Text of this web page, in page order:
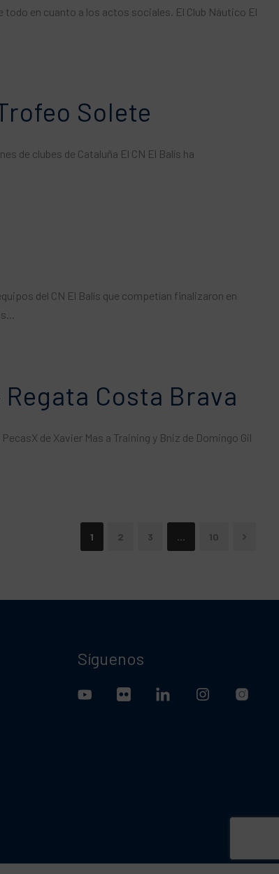
en cuanto a los actos sociales. El Club Náutico El
Solete
de clubes de Cataluña El CN El Balís ha
del CN El Balís que competían finalizaron en
Costa Brava
de Xavier Mas a Training y Bniz de Domingo Gil
1 2 3 … 10
Síguenos